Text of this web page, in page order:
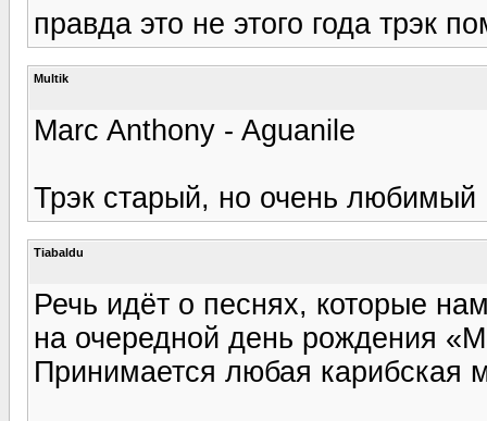
правда это не этого года трэк
Multik
Marc Anthony - Aguanile
Трэк старый, но очень любимый
Tiabaldu
Речь идёт о песнях, которые
на очередной день рождения
Принимается любая карибская